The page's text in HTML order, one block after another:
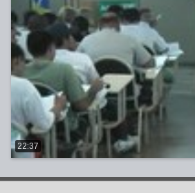
22:37